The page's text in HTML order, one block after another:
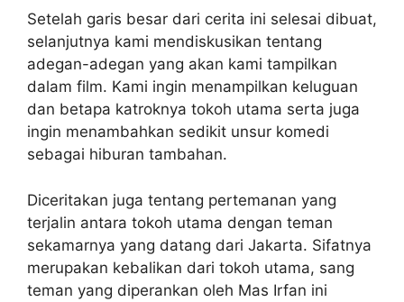
Setelah garis besar dari cerita ini selesai dibuat,
selanjutnya kami mendiskusikan tentang
adegan-adegan yang akan kami tampilkan
dalam film. Kami ingin menampilkan keluguan
dan betapa katroknya tokoh utama serta juga
ingin menambahkan sedikit unsur komedi
sebagai hiburan tambahan.
Diceritakan juga tentang pertemanan yang
terjalin antara tokoh utama dengan teman
sekamarnya yang datang dari Jakarta. Sifatnya
merupakan kebalikan dari tokoh utama, sang
teman yang diperankan oleh Mas Irfan ini